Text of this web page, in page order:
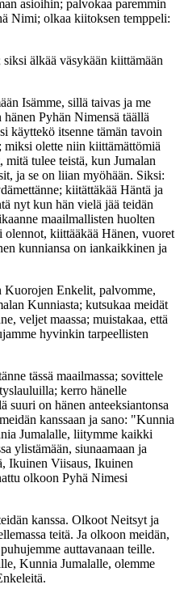
asioihin; palvokaa paremmin
Nimi; olkaa kiitoksen temppeli:
älkää väsykään kiittämään
Isämme, sillä taivas ja me
Pyhän Nimensä täällä
käyttekö itsenne tämän tavoin
miksi olette niin kiittämättömiä
tulee teistä, kun Jumalan
ja se on liian myöhään. Siksi:
kiitättäkää Häntä ja
nyt kun hän vielä jää teidän
maailmallisten huolten
kiittääkää Hänen, vuoret
kunniansa on iankaikkinen ja
Kuorojen Enkelit, palvomme,
Kunniasta; kutsukaa meidät
veljet maassa; muistakaa, että
hyvinkin tarpeellisten
tässä maailmassa; sovittele
kerro hänelle
suuri on hänen anteeksiantonsa
kanssaan ja sano: "Kunnia
Jumalalle, liitymme kaikki
ylistämään, siunaamaan ja
Ikuinen Viisaus, Ikuinen
olkoon Pyhä Nimesi
kanssa. Olkoot Neitsyt ja
teitä. Ja olkoon meidän,
auttavanaan teille.
Kunnia Jumalalle, olemme